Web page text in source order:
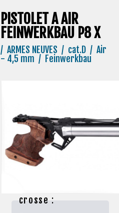
PISTOLET A AIR
FEINWERKBAU P8 X
/ ARMES NEUVES / cat.D / Air
- 4,5 mm / Feinwerkbau
crosse :